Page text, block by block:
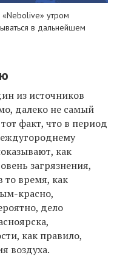
«Nebolive» утром
в дальнейшем
из источников
далеко не самый
факт, что в период
как
загрязнения,
то время, как
красно,
дело
как правило,
воздуха.